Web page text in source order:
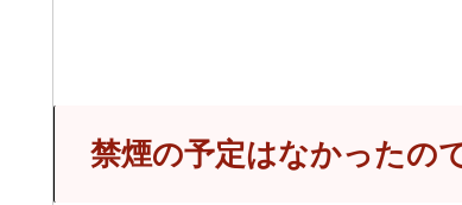
禁煙の予定はなかったの